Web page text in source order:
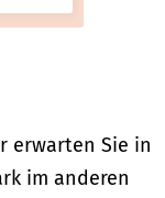
erwarten Sie in
im anderen